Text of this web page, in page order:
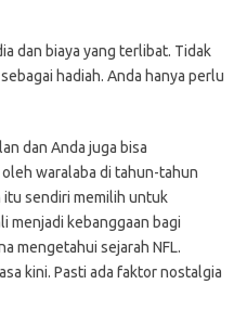
dan biaya yang terlibat. Tidak
hadiah. Anda hanya perlu
dan Anda juga bisa
waralaba di tahun-tahun
itu sendiri memilih untuk
menjadi kebanggaan bagi
mengetahui sejarah NFL.
kini. Pasti ada faktor nostalgia